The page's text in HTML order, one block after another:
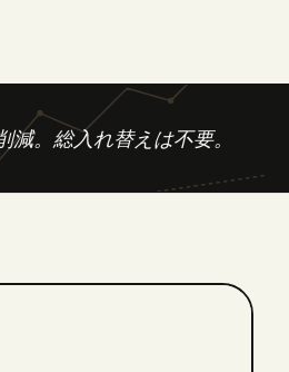
減。総入れ替えは不要。